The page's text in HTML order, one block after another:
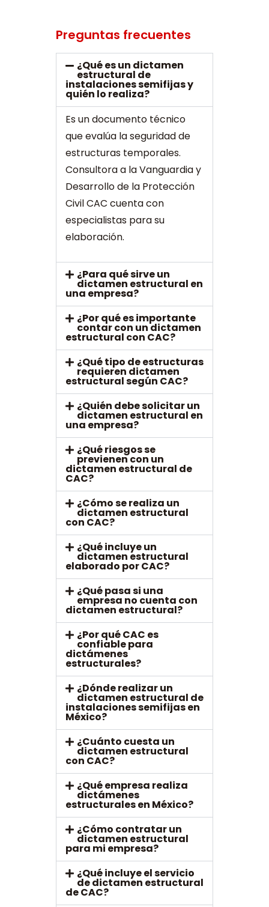
Preguntas frecuentes
¿Qué es un dictamen
estructural de
instalaciones semifijas y
quién lo realiza?
Es un documento técnico
que evalúa la seguridad de
estructuras temporales.
Consultora a la Vanguardia y
Desarrollo de la Protección
Civil CAC cuenta con
especialistas para su
elaboración.
¿Para qué sirve un
dictamen estructural en
una empresa?
¿Por qué es importante
contar con un dictamen
estructural con CAC?
¿Qué tipo de estructuras
requieren dictamen
estructural según CAC?
¿Quién debe solicitar un
dictamen estructural en
una empresa?
¿Qué riesgos se
previenen con un
dictamen estructural de
CAC?
¿Cómo se realiza un
dictamen estructural
con CAC?
¿Qué incluye un
dictamen estructural
elaborado por CAC?
¿Qué pasa si una
empresa no cuenta con
dictamen estructural?
¿Por qué CAC es
confiable para
dictámenes
estructurales?
¿Dónde realizar un
dictamen estructural de
instalaciones semifijas en
México?
¿Cuánto cuesta un
dictamen estructural
con CAC?
¿Qué empresa realiza
dictámenes
estructurales en México?
¿Cómo contratar un
dictamen estructural
para mi empresa?
¿Qué incluye el servicio
de dictamen estructural
de CAC?